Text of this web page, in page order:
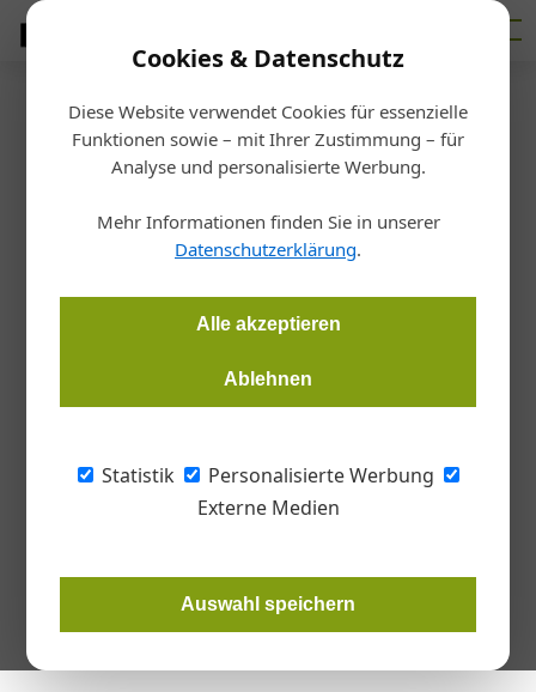
Cookies & Datenschutz
Diese Website verwendet Cookies für essenzielle
Funktionen sowie – mit Ihrer Zustimmung – für
Analyse und personalisierte Werbung.
Mehr Informationen finden Sie in unserer
Datenschutzerklärung.
Alle akzeptieren
Ablehnen
Statistik
Personalisierte Werbung
Externe Medien
Auswahl speichern
Startseite /Bauen
Die Wasserwaage – tauglich
zur Gefällebestimmung am
Flachdach?
gefasste, zu den Messflächen ausgerichtete Libelle, ist in
einem in der Regel 30 bis 200 Zentimeter langen Profil aus
sie sich zur Gefällebestimmung am Flachdach? – das fragt
sich Autor Wolfgang Hubner im ersten Teil unserer neuen
Artikelserie zum Thema Gefälleberechnung.